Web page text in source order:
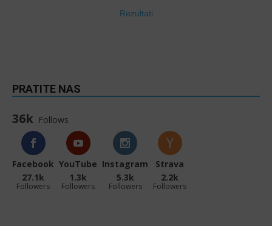
Rezultati
PRATITE NAS
36k Follows
Facebook
27.1k
Followers
YouTube
1.3k
Followers
Instagram
5.3k
Followers
Strava
2.2k
Followers